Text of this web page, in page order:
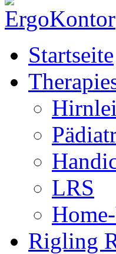
Startseite
LRS
Rigling